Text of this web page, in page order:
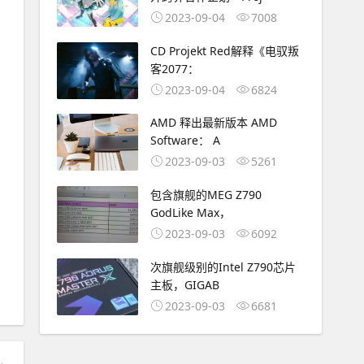
2023-09-04
7008
CD Projekt Red解释《电驭叛
客2077：
2023-09-04
6824
AMD 释出最新版本 AMD
Software： A
2023-09-03
5261
包含旗舰的MEG Z790
GodLike Max，
2023-09-03
6092
次旗舰级别的Intel Z790芯片
主板，GIGAB
2023-09-03
6681